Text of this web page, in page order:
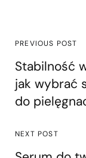
PREVIOUS POST
Stabilność
jak wybrać
do
NEXT POST